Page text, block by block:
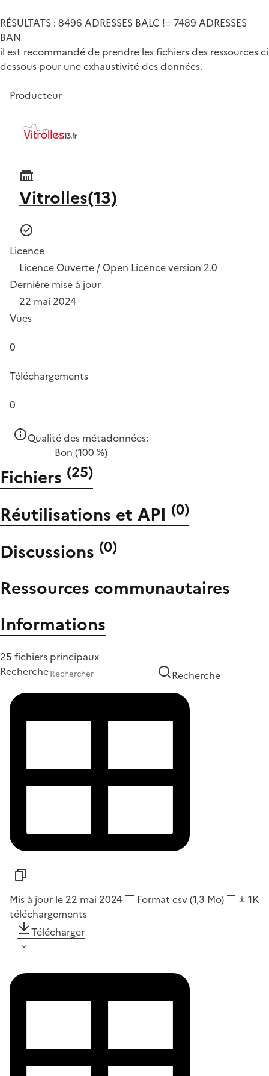
RÉSULTATS : 8496 ADRESSES BALC != 7489 ADRESSES
BAN
il est recommandé de prendre les fichiers des ressources ci
dessous pour une exhaustivité des données.
Producteur
Vitrolles(13)
Licence
Licence Ouverte / Open Licence version 2.0
Dernière mise à jour
22 mai 2024
Vues
0
Téléchargements
0
Qualité des métadonnées:
Bon (100 %)
Fichiers (25)
Réutilisations et API (0)
Discussions (0)
Ressources communautaires
Informations
25 fichiers principaux
Recherche
Recherche
Mis à jour le 22 mai 2024 Format csv(1,3 Mo)
1K
téléchargements
Télécharger